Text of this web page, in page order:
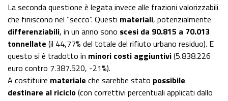
La seconda questione è legata invece alle frazioni valorizzabili
che finiscono nel “secco”. Questi materiali, potenzialmente
differenziabili, in un anno sono scesi da 90.815 a 70.013
tonnellate (il 44,77% del totale del rifiuto urbano residuo). E
questo si è tradotto in minori costi aggiuntivi(5.838.226
euro contro 7.387.520, -21%).
A costituire materiale che sarebbe stato possibile
destinare al riciclo(con correttivi percentuali applicati dallo